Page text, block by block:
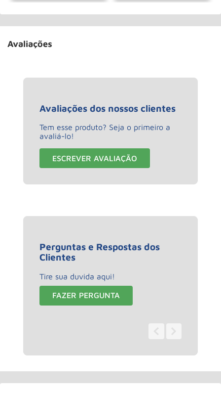
Avaliações
Avaliações dos nossos clientes
Tem esse produto? Seja o primeiro a
avaliá-lo!
ESCREVER AVALIAÇÃO
Perguntas e Respostas dos
Clientes
Tire sua duvida aqui!
FAZER PERGUNTA